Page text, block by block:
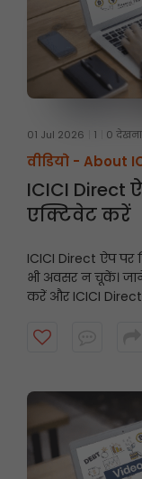
01 Jul 2026 1 0 देखना
वीडियो - About
ICICI Direct
एक्टिवेट करें
ICICI Direct ऐप
भी अवसर न चूकें।
करें और ICICI Direct